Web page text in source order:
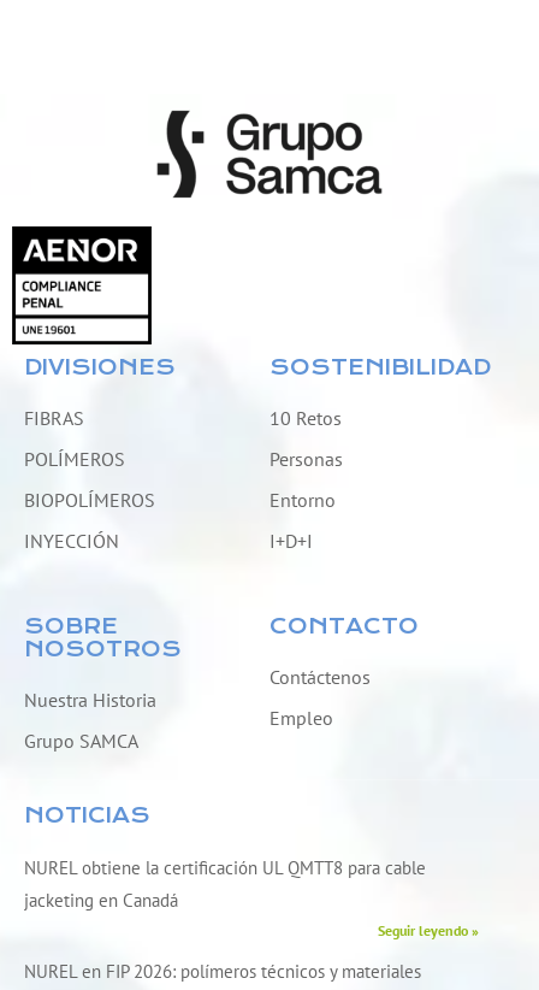
DIVISIONES
FIBRAS
POLÍMEROS
BIOPOLÍMEROS
INYECCIÓN
SOBRE
NOSOTROS
Nuestra Historia
Grupo SAMCA
SOSTENIBILIDAD
10 Retos
Personas
Entorno
I+D+I
CONTACTO
Contáctenos
Empleo
NOTICIAS
NUREL obtiene la certificación UL QMTT8 para cable
jacketing en Canadá
Seguir leyendo »
NUREL en FIP 2026: polímeros técnicos y materiales